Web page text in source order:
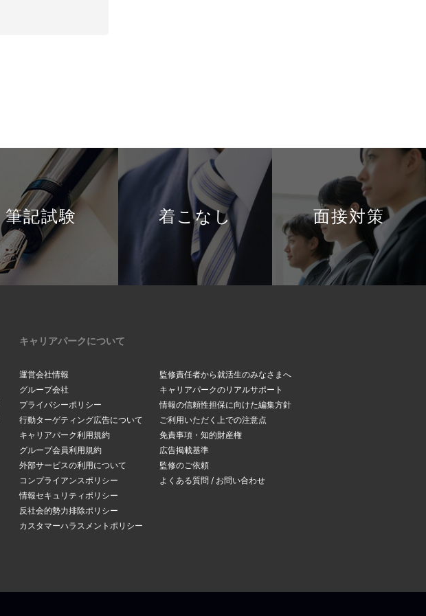
筆記試験 着こなし 面接対策
キャリアパークについて
運営会社情報
グループ会社
プライバシーポリシー
行動ターゲティング広告について
キャリアパーク利用規約
グループ会員利用規約
外部サービスの利用について
コンプライアンスポリシー
情報セキュリティポリシー
反社会的勢力排除ポリシー
カスタマーハラスメントポリシー
監修責任者から就活生のみなさまへ
キャリアパークのリアルサポート
情報の信頼性担保に向けた編集方針
ご利用いただく上での注意点
免責事項・知的財産権
広告掲載基準
監修のご依頼
よくある質問 / お問い合わせ